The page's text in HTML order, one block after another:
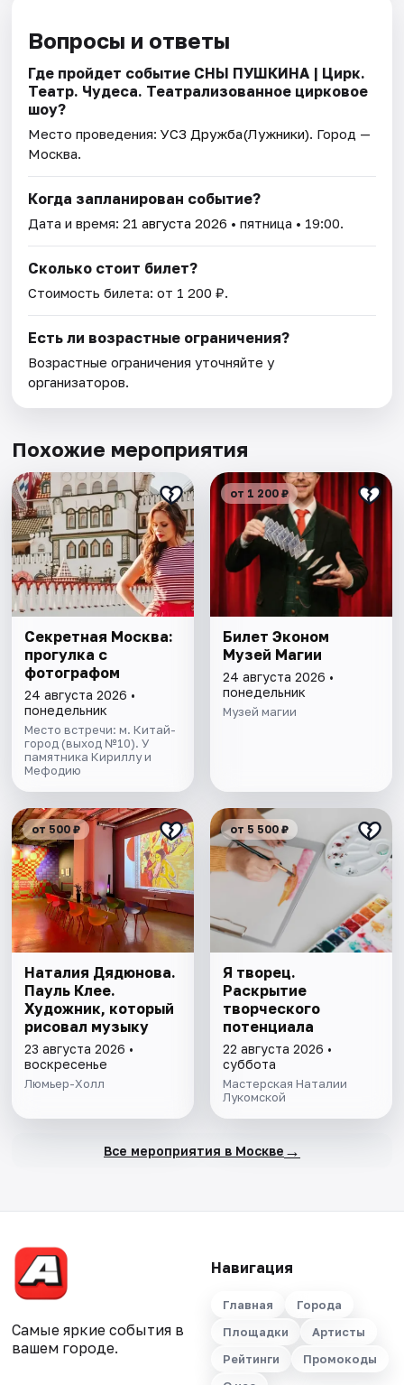
Вопросы и ответы
Где пройдет событие СНЫ ПУШКИНА | Цирк.
Театр. Чудеса. Театрализованное цирковое
шоу?
Место проведения:УСЗ Дружба(Лужники). Город —
Москва.
Когда запланирован событие?
Дата и время:21 августа 2026 • пятница • 19:00.
Сколько стоит билет?
Стоимость билета: от 1 200 ₽.
Есть ли возрастные ограничения?
Возрастные ограничения уточняйте у
организаторов.
Похожие мероприятия
Секретная Москва:
прогулка с
фотографом
24 августа 2026 •
понедельник
Место встречи: м. Китай-
город (выход №10). У
памятника Кириллу и
Мефодию
от 1 200 ₽
Билет Эконом
Музей Магии
24 августа 2026 •
понедельник
Музей магии
от 500 ₽
Наталия Дядюнова.
Пауль Клее.
Художник, который
рисовал музыку
23 августа 2026 •
воскресенье
Люмьер-Холл
от 5 500 ₽
Я творец.
Раскрытие
творческого
потенциала
22 августа 2026 •
суббота
Мастерская Наталии
Лукомской
Все мероприятия в Москве →
Самые яркие события в
вашем городе.
Навигация
Главная
Города
Площадки
Артисты
Рейтинги
Промокоды